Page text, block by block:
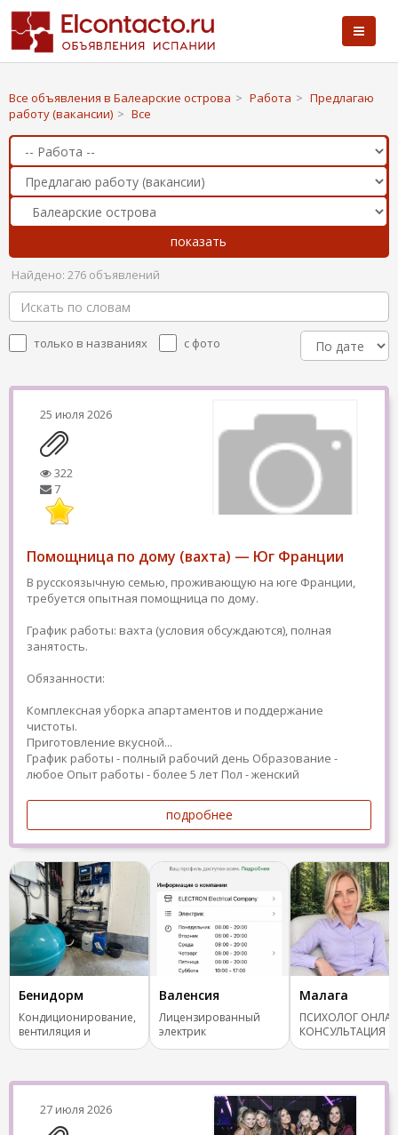
Все объявления в Балеарские острова > Работа > Предлагаю
работу (вакансии) > Все
Найдено: 276 объявлений
только в названиях с фото
25 июля 2026
322
7
Помощница по дому (вахта) — Юг Франции
В русскоязычную семью, проживающую на юге Франции,
требуется опытная помощница по дому.
График работы: вахта (условия обсуждаются), полная
занятость.
Обязанности:
Комплексная уборка апартаментов и поддержание
чистоты.
Приготовление вкусной...
График работы - полный рабочий день Образование -
любое Опыт работы - более 5 лет Пол - женский
подробнее
Бенидорм
Кондиционирование,
вентиляция и
отопление.
Валенсия
Лицензированный
электрик
Малага
ПСИХОЛОГ
КОНСУЛЬТАЦИЯ
27 июля 2026